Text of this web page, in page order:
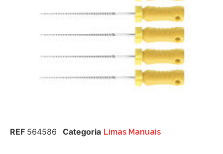
REF 564586 Categoria Limas Manuais